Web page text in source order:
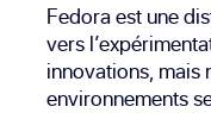
Fedora est une
vers
innovations, mais
environnements